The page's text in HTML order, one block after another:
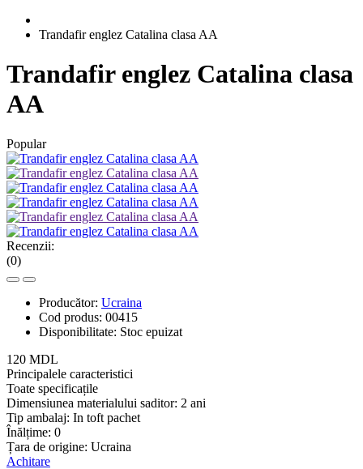
Trandafir englez Catalina clasa AA
Trandafir englez Catalina clasa
AA
Popular
Recenzii:
(0)
Producător: Ucraina
Cod produs: 00415
Disponibilitate: Stoc epuizat
120 MDL
Principalele caracteristici
Toate specificațile
Dimensiunea materialului saditor: 2 ani
Tip ambalaj: In toft pachet
Înălțime: 0
Țara de origine: Ucraina
Achitare